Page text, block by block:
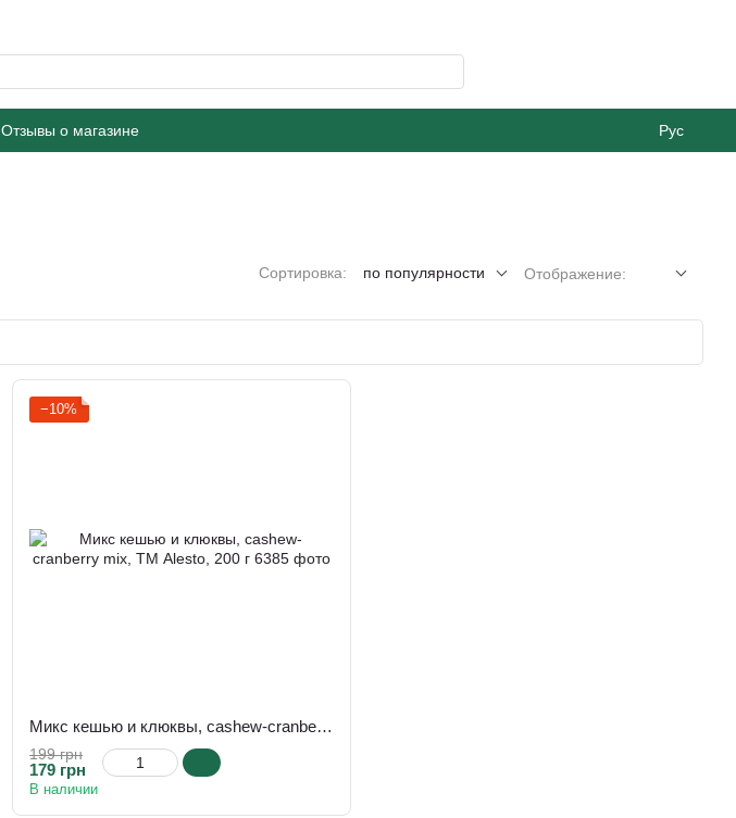
Отзывы о магазине Рус
Сортировка: по популярности Отображение:
−10%
Микс кешью и клюквы, cashew-cranberry mix, ТМ Alesto, 200 г
199 грн
179 грн
В наличии